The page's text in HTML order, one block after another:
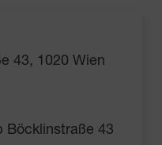
43, 1020 Wien
Böcklinstraße 43